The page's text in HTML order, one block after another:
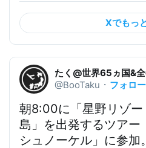
Xでもっ
たく@世界65ヵ国&
@BooTaku ・ フォロ
朝8:00に「星野リゾ
島」を出発するツアー
シュノーケル」に参加。